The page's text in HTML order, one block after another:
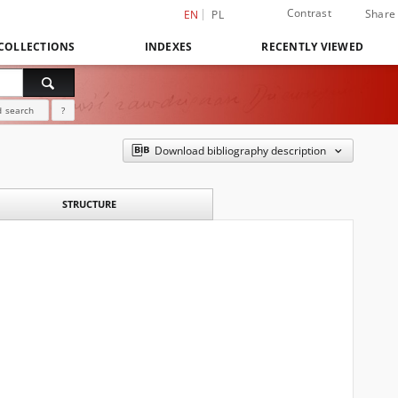
EN PL Contrast Share
INDEXES RECENTLY VIEWED
search ?
Download bibliography description
STRUCTURE